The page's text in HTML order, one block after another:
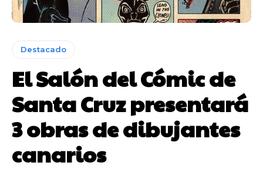
Destacado
El Salón del Cómic de
Santa Cruz presentará
3 obras de dibujantes
canarios